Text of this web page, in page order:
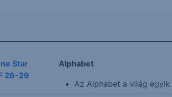
Star
26-29
Alphabet
Az Alphabet a világ